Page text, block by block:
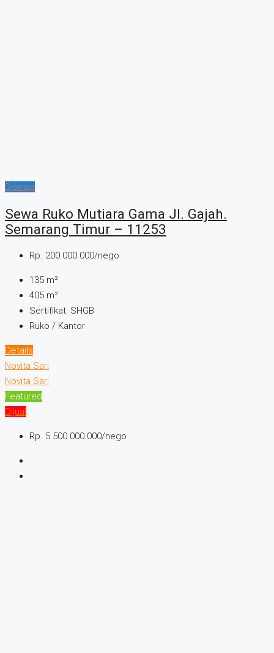
Disewa
Sewa Ruko Mutiara Gama Jl. Gajah.
Semarang Timur – 11253
Rp. 200.000.000/nego
135 m²
405 m²
Sertifikat: SHGB
Ruko / Kantor
Details
Novita Sari
Novita Sari
Featured
Dijual
Rp. 5.500.000.000/nego